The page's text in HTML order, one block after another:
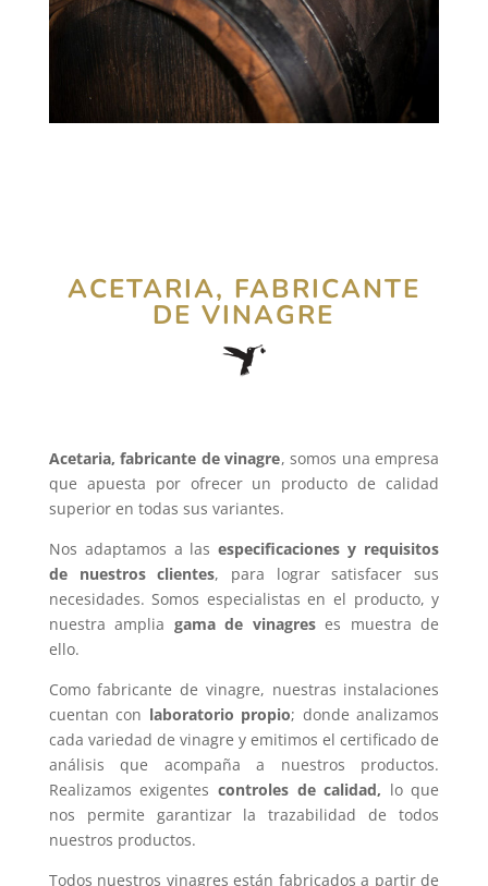
ACETARIA, FABRICANTE
DE VINAGRE
Acetaria, fabricante de vinagre, somos una empresa
que apuesta por ofrecer un producto de calidad
superior en todas sus variantes.
Nos adaptamos a lasespecificaciones y requisitos
de nuestros clientes, para lograr satisfacer sus
necesidades. Somos especialistas en el producto, y
nuestra amplia gama de vinagreses muestra de
ello.
Como fabricante de vinagre, nuestras instalaciones
cuentan con laboratorio propio; donde analizamos
cada variedad de vinagre y emitimos el certificado de
análisis que acompaña a nuestros productos.
Realizamos exigentes controles de calidad, lo que
nos permite garantizar la trazabilidad de todos
nuestros productos.
Todos nuestros vinagres están fabricados a partir de